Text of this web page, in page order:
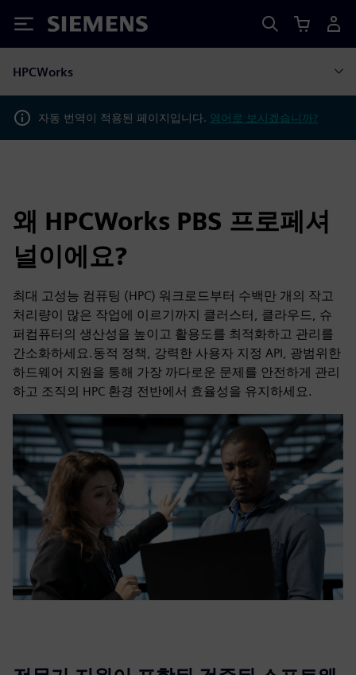
Siemens
HPCWorks
자동 번역이 적용된 페이지입니다. 영어로 보시겠습니까?
왜 HPCWorks PBS 프로페셔
널이에요?
최대 고성능 컴퓨팅 (HPC) 워크로드부터 수백만 개의 작고
처리량이 많은 작업에 이르기까지 클러스터, 클라우드, 슈
퍼컴퓨터의 생산성을 높이고 활용도를 최적화하고 관리를
간소화하세요.동적 정책, 강력한 사용자 지정 API, 광범위한
하드웨어 지원을 통해 가장 까다로운 문제를 안전하게 관리
하고 조직의 HPC 환경 전반에서 효율성을 유지하세요.